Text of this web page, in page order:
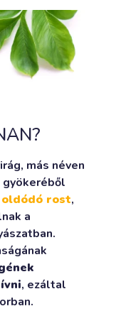
más néven
gyökeréből
rost,
a
, ezáltal